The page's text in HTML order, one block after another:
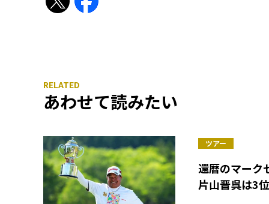
あわせて読みたい
ツアー
還暦のマー
片山晋呉は3